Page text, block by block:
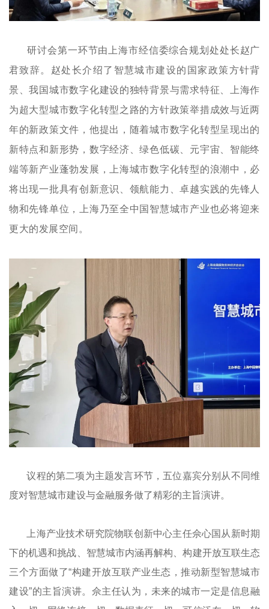
研讨会第一环节由上海市经信委综合规划处处长赵广
君致辞。赵处长介绍了智慧城市建设的国家政策方针背
景、我国城市数字化建设的独特背景与需求特征、上海作
为超大型城市数字化转型之路的方针政策举措成效与近两
年的新政策文件，他提出，随着城市数字化转型呈现出的
新特点和新形势，数字经济、绿色低碳、元宇宙、智能终
端等新产业蓬勃发展，上海城市数字化转型的浪潮中，必
将出现一批具有创新意识、领航能力、卓越实践的先锋人
物和先锋单位，上海乃至全中国智慧城市产业也必将迎来
更大的发展空间。
议程的第二项为主题发言环节，五位嘉宾分别从不同维
度对智慧城市建设与金融服务做了精彩的主旨演讲。
上海产业技术研究院物联创新中心主任佘心国从新时期
下的机遇和挑战、智慧城市内涵再解构、构建开放互联生态
三个方面做了“构建开放互联产业生态，推动新型智慧城市
建设”的主旨演讲。佘主任认为，未来的城市一定是信息融